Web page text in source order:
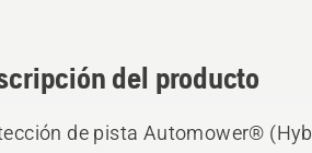
del producto
de pista Automower®